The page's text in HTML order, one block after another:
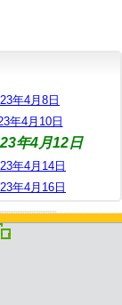
年4月8日
年4月10日
年4月12日
年4月14日
年4月16日